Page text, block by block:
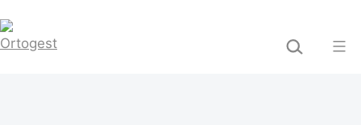
al
contenido